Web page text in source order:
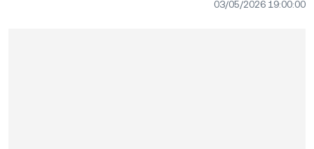
03/05/2026 19:00:00